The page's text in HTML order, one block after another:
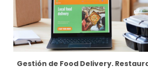
Gestión de Food Delivery.